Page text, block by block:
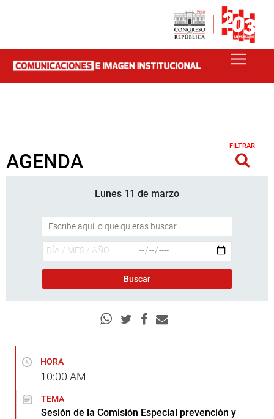
AGENDA
FILTRAR
Lunes 11 de marzo
HORA
10:00 AM
TEMA
Sesión de la Comisión Especial prevención y